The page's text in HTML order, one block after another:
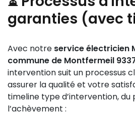
garanties (avec
Avec notre service électricien
commune de Montfermeil
intervention suit un processus
assurer la qualité et votre
timeline type d’intervention,
l’achèvement :